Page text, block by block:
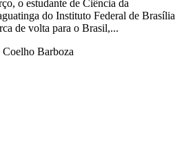
o estudante de Ciência da
do Instituto Federal de Brasília
de volta para o Brasil,...
Barboza